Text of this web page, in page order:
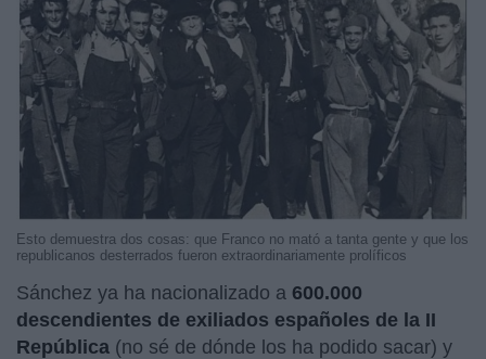
Esto demuestra dos cosas: que Franco no mató a tanta gente y que los
republicanos desterrados fueron extraordinariamente prolíficos
Sánchez ya ha nacionalizado a 600.000
descendientes de exiliados españoles de la II
República (no sé de dónde los ha podido sacar) y